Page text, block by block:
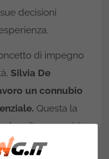
decisioni
di impegno
Silvia De
un connubio
Questa la
il suo servizio
settore e